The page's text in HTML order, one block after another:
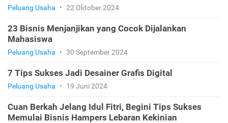
Peluang Usaha • 22 Oktober 2024
23 Bisnis Menjanjikan yang Cocok Dijalankan
Mahasiswa
Peluang Usaha • 30 September 2024
7 Tips Sukses Jadi Desainer Grafis Digital
Peluang Usaha • 19 Juni 2024
Cuan Berkah Jelang Idul Fitri, Begini Tips Sukses
Memulai Bisnis Hampers Lebaran Kekinian